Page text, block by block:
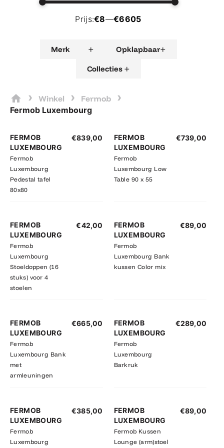
Prijs:€8—€6605
Merk + Opklapbaar+
Collecties +
› Winkel › Fermob ›
Fermob Luxembourg
FERMOB
LUXEMBOURG
Fermob
Luxembourg
Pedestal tafel
80x80
€839,00
FERMOB
LUXEMBOURG
Fermob
Luxembourg Low
Table 90 x 55
€739,00
FERMOB
LUXEMBOURG
Fermob
Luxembourg
Stoeldoppen (16
stuks) voor 4
stoelen
€42,00
FERMOB
LUXEMBOURG
Fermob
Luxembourg Bank
kussen Color mix
€89,00
FERMOB
LUXEMBOURG
Fermob
Luxembourg Bank
met
armleuningen
€665,00
FERMOB
LUXEMBOURG
Fermob
Luxembourg
Barkruk
€289,00
FERMOB
LUXEMBOURG
Fermob
Luxembourg
€385,00
FERMOB
LUXEMBOURG
Fermob Kussen
Lounge (arm)stoel
€89,00